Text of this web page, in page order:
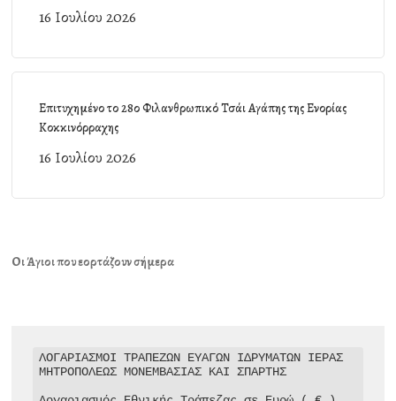
16 Ιουλίου 2026
Επιτυχημένο το 28ο Φιλανθρωπικό Τσάι Αγάπης της Ενορίας
Κοκκινόρραχης
16 Ιουλίου 2026
Οι Άγιοι που εορτάζουν σήμερα
ΛΟΓΑΡΙΑΣΜΟΙ ΤΡΑΠΕΖΩΝ ΕΥΑΓΩΝ ΙΔΡΥΜΑΤΩΝ ΙΕΡΑΣ
ΜΗΤΡΟΠΟΛΕΩΣ ΜΟΝΕΜΒΑΣΙΑΣ ΚΑΙ ΣΠΑΡΤΗΣ